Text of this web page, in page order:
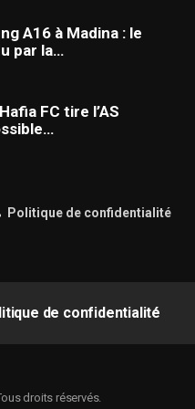
A16 à Madina : le
par la…
FC tire l’AS
Politique de confidentialité
de confidentialité
droits réservés.